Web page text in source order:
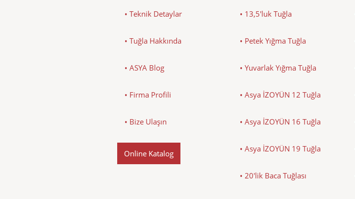
• Teknik Detaylar
• Tuğla Hakkında
• ASYA Blog
• Firma Profili
• Bize Ulaşın
Online Katalog
• 13,5'luk Tuğla
• Petek Yığma Tuğla
• Yuvarlak Yığma Tuğla
• Asya İZOYÜN 12 Tuğla
• Asya İZOYÜN 16 Tuğla
• Asya İZOYÜN 19 Tuğla
• 20'lik Baca Tuğlası